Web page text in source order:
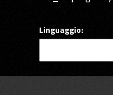
Linguaggio